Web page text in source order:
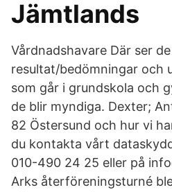
Jämtlands
Vårdnadshavare Där ser
resultat/bedömningar och
som går i grundskola och
de blir myndiga. Dexter;
82 Östersund och hur vi
du kontakta vårt
010-490 24 25 eller på
Arks återföreningsturné